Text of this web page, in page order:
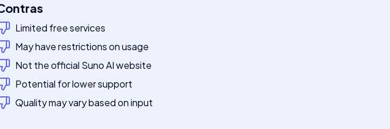
Limited free services
May have restrictions on usage
Not the official Suno AI website
Potential for lower support
Quality may vary based on input